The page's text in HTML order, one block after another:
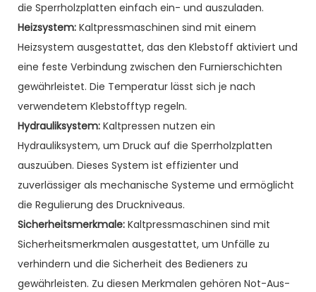
die Sperrholzplatten einfach ein- und auszuladen.
Heizsystem: Kaltpressmaschinen sind mit einem
Heizsystem ausgestattet, das den Klebstoff aktiviert und
eine feste Verbindung zwischen den Furnierschichten
gewährleistet. Die Temperatur lässt sich je nach
verwendetem Klebstofftyp regeln.
Hydrauliksystem: Kaltpressen nutzen ein
Hydrauliksystem, um Druck auf die Sperrholzplatten
auszuüben. Dieses System ist effizienter und
zuverlässiger als mechanische Systeme und ermöglicht
die Regulierung des Druckniveaus.
Sicherheitsmerkmale: Kaltpressmaschinen sind mit
Sicherheitsmerkmalen ausgestattet, um Unfälle zu
verhindern und die Sicherheit des Bedieners zu
gewährleisten. Zu diesen Merkmalen gehören Not-Aus-